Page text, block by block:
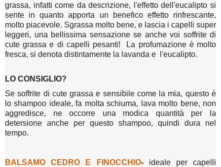
grassa, infatti come da descrizione, l'effetto dell'eucalipto si
sente in quanto apporta un benefico effetto rinfrescante,
molto piacevole. Sgrassa molto bene, e lascia i capelli super
leggeri, una bellissima sensazione se anche voi soffrite di
cute grassa e di capelli pesanti! La profumazione è molto
fresca, si denota distintamente la lavanda e l'eucalipto.
LO CONSIGLIO?
Se soffrite di cute grassa e sensibile come la mia, questo è
lo shampoo ideale, fa molta schiuma, lava molto bene, non
aggredisce, ne occorre una modica quantità per la
detersione anche per questo shampoo, quindi dura nel
tempo.
BALSAMO CEDRO E FINOCCHIO-ideale per capelli